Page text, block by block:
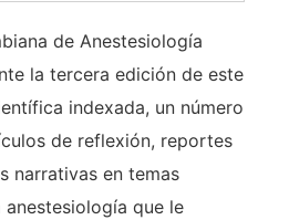
de Anestesiología
la tercera edición de este
indexada, un número
de reflexión, reportes
narrativas en temas
que le